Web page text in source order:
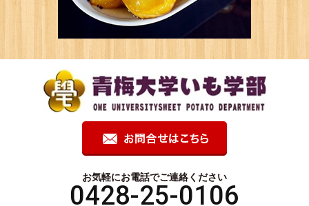
お気軽にお電話でご連絡ください
0428-25-0106